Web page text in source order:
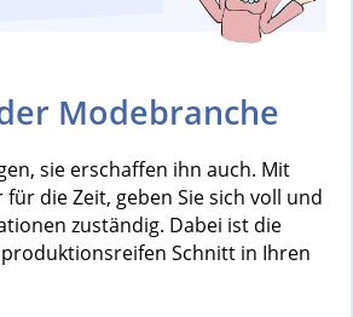
Modebranche
sie erschaffen ihn auch. Mit
die Zeit, geben Sie sich voll und
zuständig. Dabei ist die
Schnitt in Ihren
verdienen als Tagger für Netflix